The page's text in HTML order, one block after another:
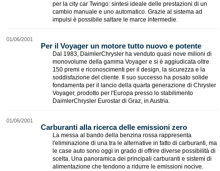
per la city car Twingo: sintesi ideale delle prestazioni di un
cambio manuale e uno automatico. Grazie al sistema ad
impulsi è possibile saltare le marce intermedie.
01/06/2001
Per il Voyager un motore tutto nuovo e potente
Dal 1983, DaimlerChrysler ha venduto quasi nove milioni di
monovolume della gamma Voyager e si è aggiudicata oltre
150 premi e riconoscimenti per il design, la sicurezza e la
soddisfazione del cliente. Il suo successo ha posato solide
fondamenta per il lancio della quarta generazione di Chrysler
Voyager, prodotto per l'Europa presso lo stabilimento
DaimlerChrysler Eurostar di Graz, in Austria.
01/06/2001
Carburanti alla ricerca delle emissioni zero
La messa al bando della benzina rossa rappresenta
l'eliminazione di una tra le alternative in fatto di carburanti, ma
le case auto sono oggi in grado di offrire diverse possibilità di
scelta. Una panoramica dei principali carburanti e sistemi di
alimentazione che tendono a ridurre le emissioni nocive.